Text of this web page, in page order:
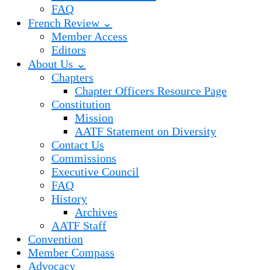
FAQ
French Review ⌄
Member Access
Editors
About Us ⌄
Chapters
Chapter Officers Resource Page
Constitution
Mission
AATF Statement on Diversity
Contact Us
Commissions
Executive Council
FAQ
History
Archives
AATF Staff
Convention
Member Compass
Advocacy